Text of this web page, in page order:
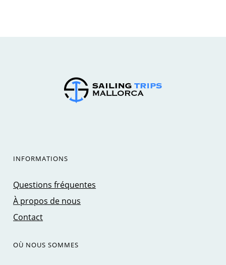
INFORMATIONS
Questions fréquentes
À propos de nous
Contact
OÙ NOUS SOMMES